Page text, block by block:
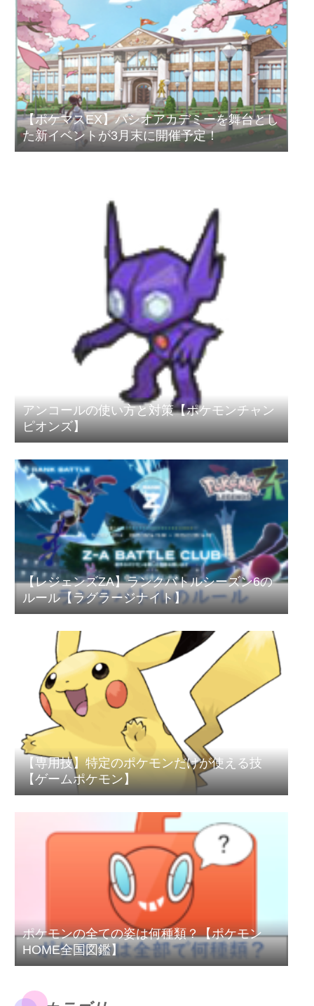
【ポケマスEX】パシオアカデミーを舞台とし
た新イベントが3月末に開催予定！
アンコールの使い方と対策【ポケモンチャン
ピオンズ】
【レジェンズZA】ランクバトルシーズン6の
ルール【ラグラージナイト】
【専用技】特定のポケモンだけが使える技
【ゲームポケモン】
ポケモンの全ての姿は何種類？【ポケモン
HOME全国図鑑】